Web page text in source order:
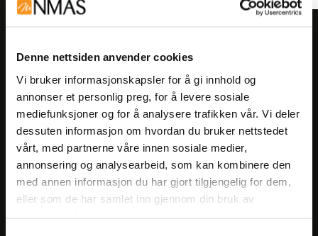
Denne nettsiden anvender cookies
Vi bruker informasjonskapsler for å gi innhold og
annonser et personlig preg, for å levere sosiale
mediefunksjoner og for å analysere trafikken vår. Vi deler
dessuten informasjon om hvordan du bruker nettstedet
vårt, med partnerne våre innen sosiale medier,
annonsering og analysearbeid, som kan kombinere den
med annen informasjon du har gjort tilgjengelig for dem,
eller som de har samlet inn gjennom din bruk av
Få informasjon om produkter,
arrangementer og kampanjer.
Meld på nyhetsbrev